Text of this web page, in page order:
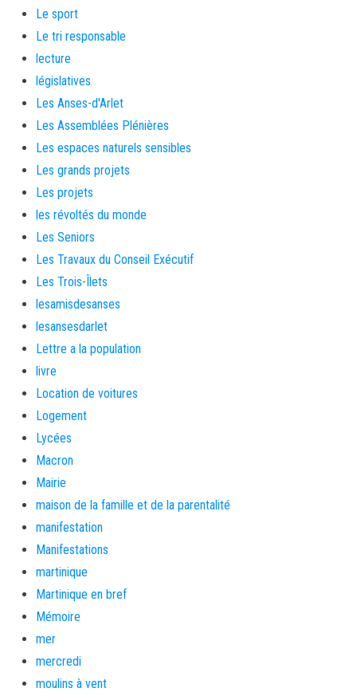
Le sport
Le tri responsable
lecture
législatives
Les Anses-d'Arlet
Les Assemblées Plénières
Les espaces naturels sensibles
Les grands projets
Les projets
les révoltés du monde
Les Seniors
Les Travaux du Conseil Exécutif
Les Trois-Îlets
lesamisdesanses
lesansesdarlet
Lettre a la population
livre
Location de voitures
Logement
Lycées
Macron
Mairie
maison de la famille et de la parentalité
manifestation
Manifestations
martinique
Martinique en bref
Mémoire
mer
mercredi
moulins à vent